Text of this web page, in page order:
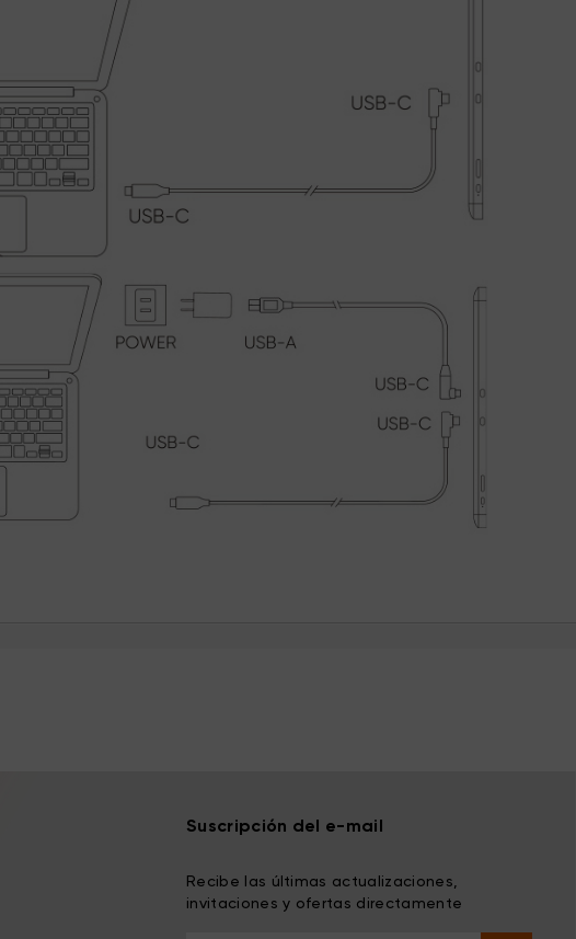
Suscripción del e-mail
Recibe las últimas actualizaciones,
invitaciones y ofertas directamente